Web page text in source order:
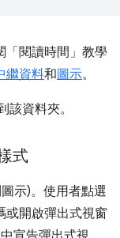
「閱讀時間」教學
繼資料和圖示。
該資料夾。
式
示)。使用者點選
或開啟彈出式視窗